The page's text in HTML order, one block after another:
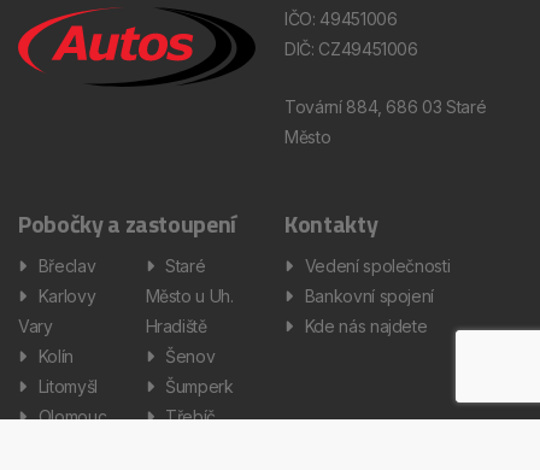
IČO: 49451006
DIČ: CZ49451006
Tovární 884, 686 03 Staré
Město
Pobočky a zastoupení
Břeclav
Karlovy
Vary
Kolín
Litomyšl
Olomouc
Staré
Město u Uh.
Hradiště
Šenov
Šumperk
Třebíč
Kontakty
Vedení společnosti
Bankovní spojení
Kde nás najdete